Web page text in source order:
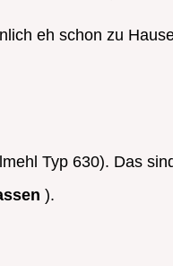
eh schon zu
Typ 630). Das
).